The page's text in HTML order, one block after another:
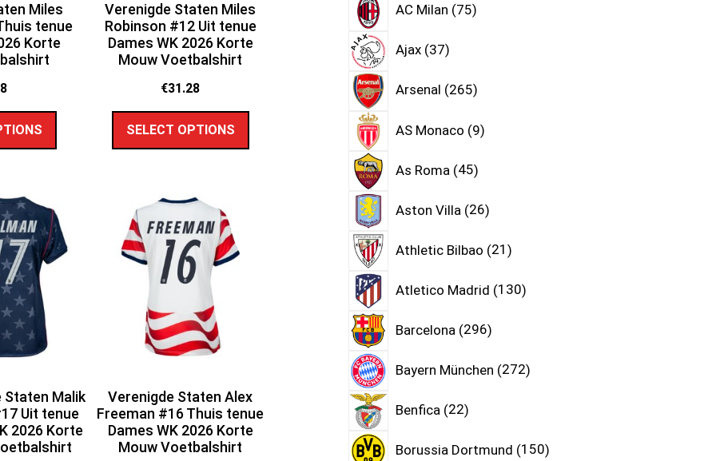
Miles
tenue
Korte
Verenigde Staten Miles
Robinson #12 Uit tenue
Dames WK 2026 Korte
Mouw Voetbalshirt
€31.28
SELECT OPTIONS
Staten Malik
Uit tenue
2026 Korte
Verenigde Staten Alex
Freeman #16 Thuis tenue
Dames WK 2026 Korte
Mouw Voetbalshirt
AC Milan 75
Ajax 37
Arsenal 265
AS Monaco 9
As Roma 45
Aston Villa 26
Athletic Bilbao 21
Atletico Madrid 130
Barcelona 296
Bayern München 272
Benfica 22
Borussia Dortmund 150